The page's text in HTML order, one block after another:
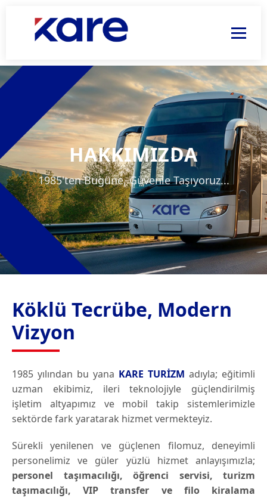
KURUMSAL
HİZMETLERİMİZ
REFERANSLARIMIZ
İLETİŞİM
TEKLİF AL
HAKKIMIZDA
1985'ten Bugüne, Güvenle Taşıyoruz...
Köklü Tecrübe, Modern
Vizyon
1985 yılından bu yana KARE TURİZM adıyla; eğitimli
uzman ekibimiz, ileri teknolojiyle güçlendirilmiş
işletim altyapımız ve mobil takip sistemlerimizle
sektörde fark yaratarak hizmet vermekteyiz.
Sürekli yenilenen ve güçlenen filomuz, deneyimli
personelimiz ve güler yüzlü hizmet anlayışımızla;
personel taşımacılığı, öğrenci servisi, turizm
taşımacılığı, VIP transfer ve filo kiralama